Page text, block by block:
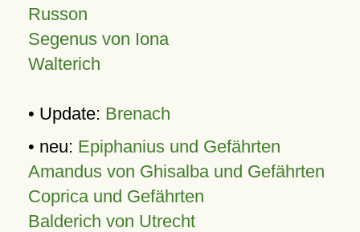
Russon
Segenus von Iona
Walterich
• Update: Brenach
• neu: Epiphanius und Gefährten
Amandus von Ghisalba und Gefährten
Coprica und Gefährten
Balderich von Utrecht